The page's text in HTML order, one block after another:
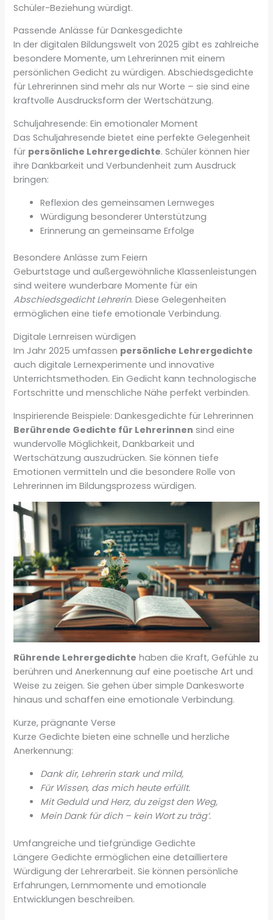
Schüler-Beziehung würdigt.
Passende Anlässe für Dankesgedichte
In der digitalen Bildungswelt von 2025 gibt es zahlreiche
besondere Momente, um Lehrerinnen mit einem
persönlichen Gedicht zu würdigen. Abschiedsgedichte
für Lehrerinnen sind mehr als nur Worte – sie sind eine
kraftvolle Ausdrucksform der Wertschätzung.
Schuljahresende: Ein emotionaler Moment
Das Schuljahresende bietet eine perfekte Gelegenheit
für persönliche Lehrergedichte. Schüler können hier
ihre Dankbarkeit und Verbundenheit zum Ausdruck
bringen:
Reflexion des gemeinsamen Lernweges
Würdigung besonderer Unterstützung
Erinnerung an gemeinsame Erfolge
Besondere Anlässe zum Feiern
Geburtstage und außergewöhnliche Klassenleistungen
sind weitere wunderbare Momente für ein
Abschiedsgedicht Lehrerin. Diese Gelegenheiten
ermöglichen eine tiefe emotionale Verbindung.
Digitale Lernreisen würdigen
Im Jahr 2025 umfassen persönliche Lehrergedichte
auch digitale Lernexperimente und innovative
Unterrichtsmethoden. Ein Gedicht kann technologische
Fortschritte und menschliche Nähe perfekt verbinden.
Inspirierende Beispiele: Dankesgedichte für Lehrerinnen
Berührende Gedichte für Lehrerinnen sind eine
wundervolle Möglichkeit, Dankbarkeit und
Wertschätzung auszudrücken. Sie können tiefe
Emotionen vermitteln und die besondere Rolle von
Lehrerinnen im Bildungsprozess würdigen.
Rührende Lehrergedichte haben die Kraft, Gefühle zu
berühren und Anerkennung auf eine poetische Art und
Weise zu zeigen. Sie gehen über simple Dankesworte
hinaus und schaffen eine emotionale Verbindung.
Kurze, prägnante Verse
Kurze Gedichte bieten eine schnelle und herzliche
Anerkennung:
Dank dir, Lehrerin stark und mild,
Für Wissen, das mich heute erfüllt.
Mit Geduld und Herz, du zeigst den Weg,
Mein Dank für dich – kein Wort zu träg‘.
Umfangreiche und tiefgründige Gedichte
Längere Gedichte ermöglichen eine detailliertere
Würdigung der Lehrerarbeit. Sie können persönliche
Erfahrungen, Lernmomente und emotionale
Entwicklungen beschreiben.